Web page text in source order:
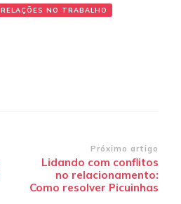
RELAÇÕES NO TRABALHO
Próximo artigo
Lidando com conflitos
no relacionamento:
Como resolver Picuinhas